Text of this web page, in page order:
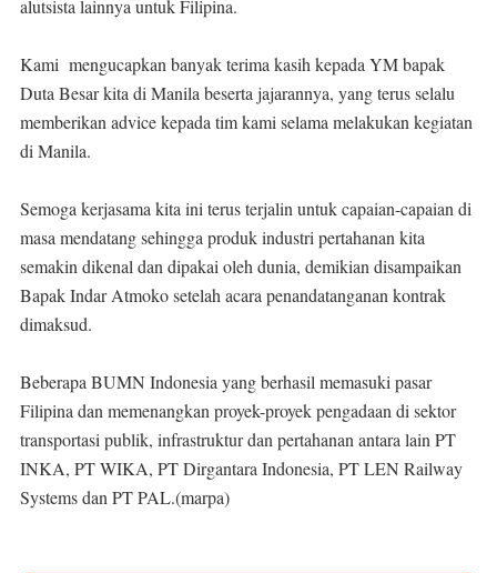
alutsista lainnya untuk Filipina.
Kami mengucapkan banyak terima kasih kepada YM bapak
Duta Besar kita di Manila beserta jajarannya, yang terus selalu
memberikan advice kepada tim kami selama melakukan kegiatan
di Manila.
Semoga kerjasama kita ini terus terjalin untuk capaian-capaian di
masa mendatang sehingga produk industri pertahanan kita
semakin dikenal dan dipakai oleh dunia, demikian disampaikan
Bapak Indar Atmoko setelah acara penandatanganan kontrak
dimaksud.
Beberapa BUMN Indonesia yang berhasil memasuki pasar
Filipina dan memenangkan proyek-proyek pengadaan di sektor
transportasi publik, infrastruktur dan pertahanan antara lain PT
INKA, PT WIKA, PT Dirgantara Indonesia, PT LEN Railway
Systems dan PT PAL.(marpa)